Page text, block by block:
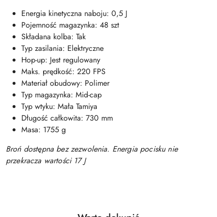
Energia kinetyczna naboju: 0,5 J
Pojemność magazynka: 48 szt
Składana kolba: Tak
Typ zasilania: Elektryczne
Hop-up: Jest regulowany
Maks. prędkość: 220 FPS
Materiał obudowy: Polimer
Typ magazynka: Mid-cap
Typ wtyku: Mała Tamiya
Długość całkowita: 730 mm
Masa: 1755 g
Broń dostępna bez zezwolenia. Energia pocisku nie
przekracza wartości 17 J